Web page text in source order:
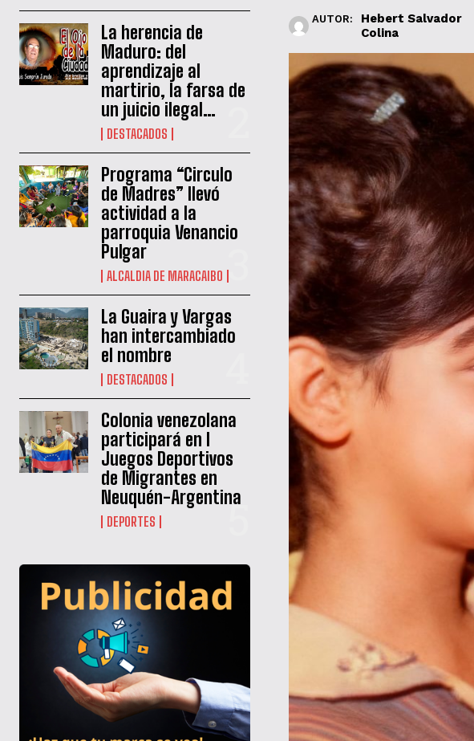
La herencia de
Maduro: del
aprendizaje al
martirio, la farsa de
un juicio ilegal…
DESTACADOS
Programa “Circulo
de Madres” llevó
actividad a la
parroquia Venancio
Pulgar
ALCALDIA DE MARACAIBO
La Guaira y Vargas
han intercambiado
el nombre
DESTACADOS
Colonia venezolana
participará en I
Juegos Deportivos
de Migrantes en
Neuquén-Argentina
DEPORTES
AUTOR:
Hebert Salvador
Colina